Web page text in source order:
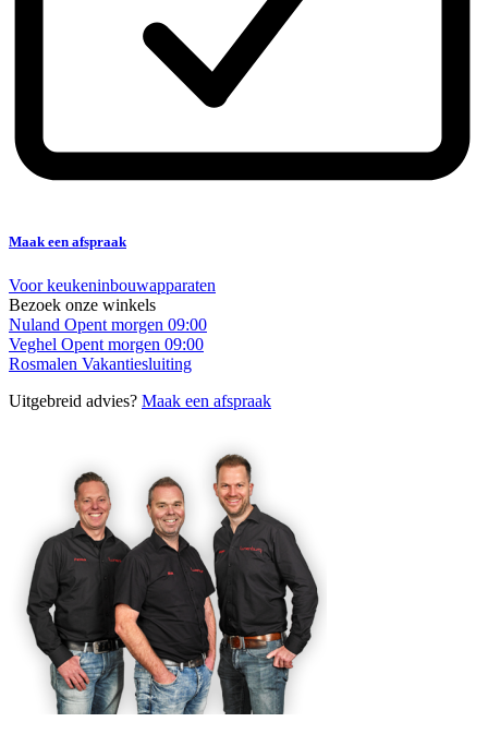
Maak een afspraak
Voor keukeninbouwapparaten
Bezoek onze winkels
Nuland Opent morgen 09:00
Veghel Opent morgen 09:00
Rosmalen Vakantiesluiting
Uitgebreid advies? Maak een afspraak